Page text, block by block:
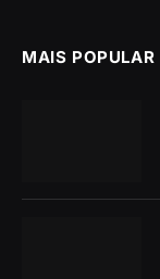
MAIS POPULAR